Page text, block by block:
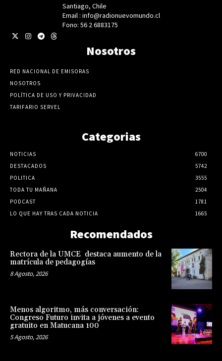
Santiago, Chile
Email : info@radionuevomundo.cl
Fono: 56 2 6883175
Nosotros
RED NACIONAL DE EMISORAS
NOSOTROS
POLÍTICA DE USO Y PRIVACIDAD
TARIFARIO SERVEL
Categorias
NOTICIAS
6700
DESTACADOS
5742
POLITICA
3555
TODA TU MAÑANA
2504
PODCAST
1781
LO QUE HAY TRAS CADA NOTICIA
1665
Recomendados
Rectora de la UMCE destaca aumento de la
matrícula de pedagogías
8 Agosto, 2026
Menos algoritmo, más conversación:
Congreso Futuro invita a jóvenes a evento
gratuito en Matucana 100
5 Agosto, 2026